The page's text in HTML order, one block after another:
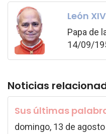
León XIV
Papa de
14/09/
Noticias
Sus últimas
domingo, 13 de